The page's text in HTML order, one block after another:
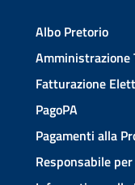
Albo Pretorio
Amministrazione
Fatturazione
PagoPA
Pagamenti alla
Responsabile